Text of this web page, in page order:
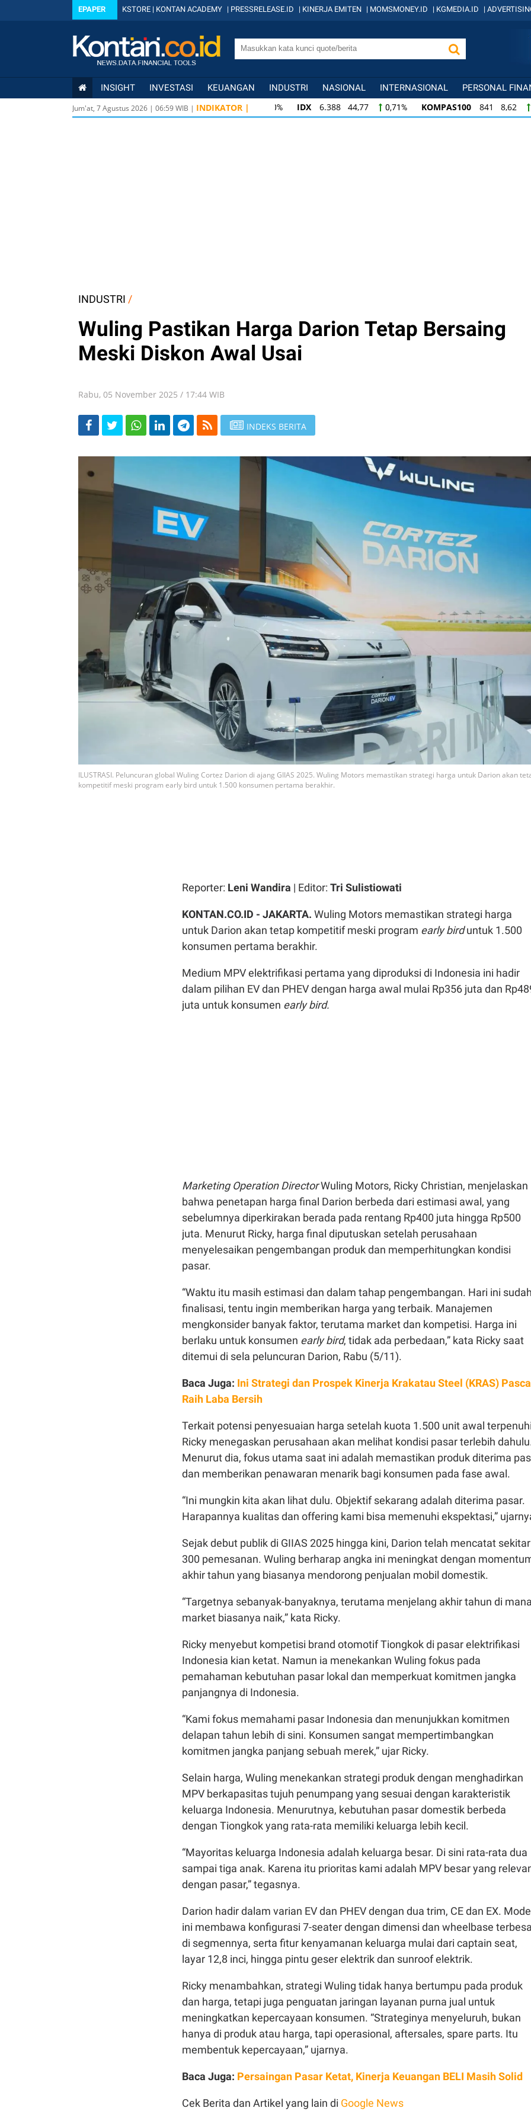
EPAPER KSTORE | KONTAN ACADEMY | PRESSRELEASE.ID | KINERJA EMITEN | MOMSMONEY.ID | KGMEDIA.ID |
INSIGHT INVESTASI KEUANGAN INDUSTRI NASIONAL INTERNASIONAL PERSONAL
Jum'at, 7 Agustus 2026 | 06:59WIB | INDIKATOR | IDX 6.388 44,77 0,71% KOMPAS100 841 8,62
KOMPAS100 841 8,62 1,04% LQ45 638 7,02 1,11%
INDUSTRI /
Wuling Pastikan Harga Darion Tetap Bersaing
Meski Diskon Awal Usai
Rabu, 05 November 2025 / 17:44 WIB
INDEKS BERITA
ILUSTRASI. Peluncuran global Wuling Cortez Darion di ajang GIIAS 2025. Wuling Motors memastikan strategi harga untuk Darion akan
kompetitif meski program early bird untuk 1.500 konsumen pertama berakhir.
Reporter: Leni Wandira | Editor: Tri Sulistiowati
KONTAN.CO.ID - JAKARTA. Wuling Motors memastikan strategi harga
untuk Darion akan tetap kompetitif meski program early birduntuk 1.500
konsumen pertama berakhir.
Medium MPV elektrifikasi pertama yang diproduksi di Indonesia ini hadir
dalam pilihan EV dan PHEV dengan harga awal mulai Rp356 juta dan
juta untuk konsumen early bird.
Marketing Operation DirectorWuling Motors, Ricky Christian, menjelaskan
bahwa penetapan harga final Darion berbeda dari estimasi awal, yang
sebelumnya diperkirakan berada pada rentang Rp400 juta hingga Rp500
juta. Menurut Ricky, harga final diputuskan setelah perusahaan
menyelesaikan pengembangan produk dan memperhitungkan kondisi
pasar.
“Waktu itu masih estimasi dan dalam tahap pengembangan. Hari ini
finalisasi, tentu ingin memberikan harga yang terbaik. Manajemen
mengkonsider banyak faktor, terutama market dan kompetisi. Harga ini
berlaku untuk konsumen early bird, tidak ada perbedaan,” kata Ricky saat
ditemui di sela peluncuran Darion, Rabu (5/11).
Baca Juga: Ini Strategi dan Prospek Kinerja Krakatau Steel (KRAS) Pasca
Raih Laba Bersih
Terkait potensi penyesuaian harga setelah kuota 1.500 unit awal
Ricky menegaskan perusahaan akan melihat kondisi pasar terlebih
Menurut dia, fokus utama saat ini adalah memastikan produk diterima
dan memberikan penawaran menarik bagi konsumen pada fase awal.
“Ini mungkin kita akan lihat dulu. Objektif sekarang adalah diterima pasar.
Harapannya kualitas dan offering kami bisa memenuhi ekspektasi,”
Sejak debut publik di GIIAS 2025 hingga kini, Darion telah mencatat sekitar
300 pemesanan. Wuling berharap angka ini meningkat dengan
akhir tahun yang biasanya mendorong penjualan mobil domestik.
“Targetnya sebanyak-banyaknya, terutama menjelang akhir tahun di
market biasanya naik,” kata Ricky.
Ricky menyebut kompetisi brand otomotif Tiongkok di pasar elektrifikasi
Indonesia kian ketat. Namun ia menekankan Wuling fokus pada
pemahaman kebutuhan pasar lokal dan memperkuat komitmen jangka
panjangnya di Indonesia.
“Kami fokus memahami pasar Indonesia dan menunjukkan komitmen
delapan tahun lebih di sini. Konsumen sangat mempertimbangkan
komitmen jangka panjang sebuah merek,” ujar Ricky.
Selain harga, Wuling menekankan strategi produk dengan menghadirkan
MPV berkapasitas tujuh penumpang yang sesuai dengan karakteristik
keluarga Indonesia. Menurutnya, kebutuhan pasar domestik berbeda
dengan Tiongkok yang rata-rata memiliki keluarga lebih kecil.
“Mayoritas keluarga Indonesia adalah keluarga besar. Di sini rata-rata dua
sampai tiga anak. Karena itu prioritas kami adalah MPV besar yang
dengan pasar,” tegasnya.
Darion hadir dalam varian EV dan PHEV dengan dua trim, CE dan EX.
ini membawa konfigurasi 7-seater dengan dimensi dan wheelbase
di segmennya, serta fitur kenyamanan keluarga mulai dari captain seat,
layar 12,8 inci, hingga pintu geser elektrik dan sunroof elektrik.
Ricky menambahkan, strategi Wuling tidak hanya bertumpu pada produk
dan harga, tetapi juga penguatan jaringan layanan purna jual untuk
meningkatkan kepercayaan konsumen. “Strateginya menyeluruh, bukan
hanya di produk atau harga, tapi operasional, aftersales, spare parts. Itu
membentuk kepercayaan,” ujarnya.
Baca Juga: Persaingan Pasar Ketat, Kinerja Keuangan BELI Masih Solid
Cek Berita dan Artikel yang lain di Google News